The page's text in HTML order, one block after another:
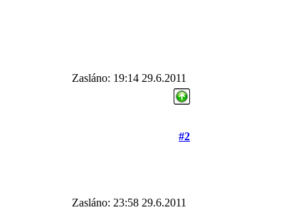
Zasláno: 19:14 29.6.2011
#2
Zasláno: 23:58 29.6.2011